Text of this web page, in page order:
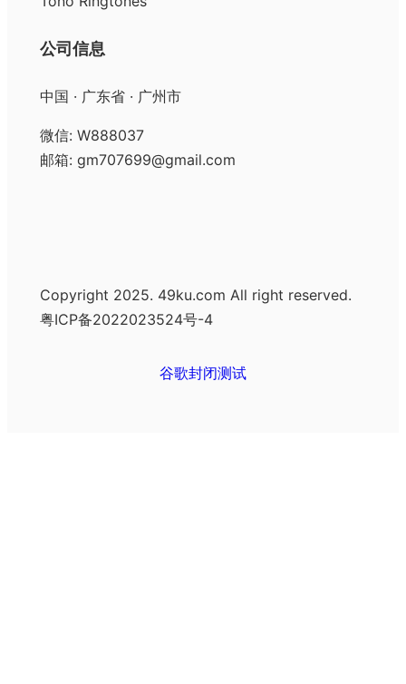
公司信息
中国 · 广东省 · 广州市
微信: W888037
邮箱: gm707699@gmail.com
Copyright 2025. 49ku.com All right reserved.
粤ICP备2022023524号-4
谷歌封闭测试